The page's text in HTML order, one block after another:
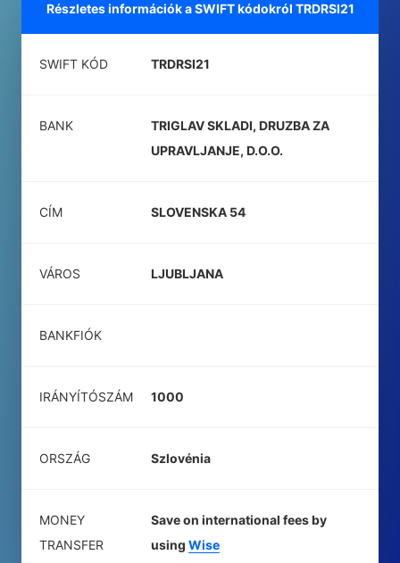
Részletes információk a SWIFT kódokról TRDRSI21
SWIFT KÓD TRDRSI21
BANK
TRIGLAV SKLADI, DRUZBA ZA
UPRAVLJANJE, D.O.O.
CÍM SLOVENSKA 54
VÁROS LJUBLJANA
BANKFIÓK
IRÁNYÍTÓSZÁM 1000
ORSZÁG Szlovénia
MONEY
TRANSFER
Save on international fees by
using Wise